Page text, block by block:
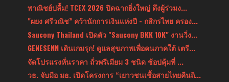
พาณิชย์ปลื้ม! TCEX 2026 ปิดฉากยิ่งใหญ่ ดึงผู้ร่วมง...
"ผยง ศรีวณิช” คว้านักการเงินแห่งปี - กสิกรไทย ครอง...
Saucony Thailand เปิดตัว "Saucony BKK 10K" งานวิ่ง...
GENESENN เดินเกมรุก! ดูแลสุขภาพเพื่อคนภาคใต้ เตรี...
จัดโปรแรงหั่นราคา ถั่วพรีเมียม 3 ชนิด ช้อปคุ้มที่ ...
วธ. จับมือ มธ. เปิดโครงการ “เยาวชนเชื้อสายไทยคืนถิ...